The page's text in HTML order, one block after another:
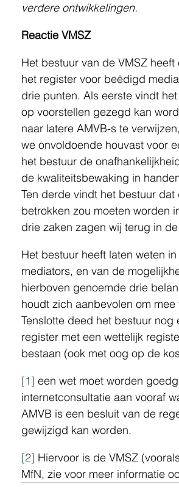
verdere ontwikkelingen.
Reactie VMSZ
Het bestuur van de VMSZ
het register voor beëdigd
drie punten. Als eerste vindt
op voorstellen gezegd kan
naar latere AMVB-s te
we onvoldoende houvast voor
het bestuur de
de kwaliteitsbewaking in
Ten derde vindt het bestuur
betrokken zou moeten worden
drie zaken zagen wij terug in
Het bestuur heeft laten weten
mediators, en van de
hierboven genoemde drie
houdt zich aanbevolen om
Tenslotte deed het bestuur
register met een wettelijk
bestaan (ook met oog op de
[1] een wet moet worden
internetconsultatie aan vooraf
AMVB is een besluit van de
gewijzigd kan worden.
[2] Hiervoor is de VMSZ
MfN, zie voor meer informatie